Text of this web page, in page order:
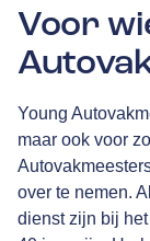
Voor
Young
maar ook voor
over te nemen.
dienst zijn bij